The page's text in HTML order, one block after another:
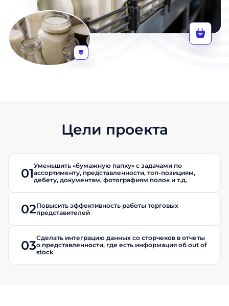
Цели проекта
01Уменьшить «бумажную папку» с задачами по
ассортименту, представленности, топ-позициям,
дебету, документам, фотографиям полок и т.д.
02Повысить эффективность работы торговых
представителей
03Сделать интеграцию данных со сторчеков в отчеты
о представленности, где есть информация об out of
stock